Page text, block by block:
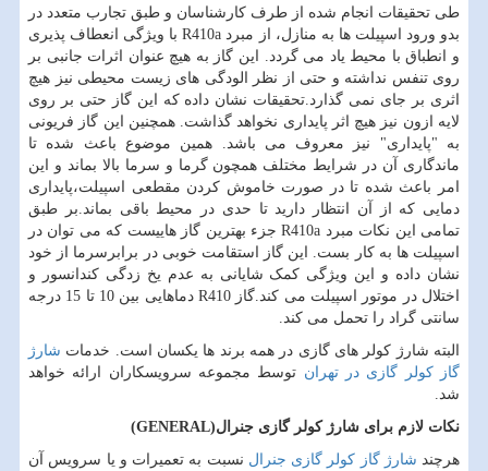
طی تحقیقات انجام شده از طرف کارشناسان و طبق تجارب متعدد در
بدو ورود اسپیلت ها به منازل، از مبرد R410a با ویژگی انعطاف پذیری
و انطباق با محیط یاد می گردد. این گاز به هیچ عنوان اثرات جانبی بر
روی تنفس نداشته و حتی از نظر الودگی های زیست محیطی نیز هیچ
اثری بر جای نمی گذارد.تحقیقات نشان داده که این گاز حتی بر روی
لایه ازون نیز هیچ اثر پایداری نخواهد گذاشت. همچنین این گاز فریونی
به "پایداری" نیز معروف می باشد. همین موضوع باعث شده تا
ماندگاری آن در شرایط مختلف همچون گرما و سرما بالا بماند و این
امر باعث شده تا در صورت خاموش کردن مقطعی اسپیلت،پایداری
دمایی که از آن انتظار دارید تا حدی در محیط باقی بماند.بر طبق
تمامی این نکات مبرد R410a جزء بهترین گاز هاییست که می توان در
اسپیلت ها به کار بست. این گاز استقامت خوبی در برابرسرما از خود
نشان داده و این ویژگی کمک شایانی به عدم یخ زدگی کندانسور و
اختلال در موتور اسپیلت می کند.گاز R410
دماهایی بین 10 تا 15 درجه
سانتی گراد را تحمل می کند.
البته شارژ کولر های گازی در همه برند ها یکسان است. خدمات شارژ
گاز کولر گازی در تهران توسط مجموعه سرویسکاران ارائه خواهد
شد.
نکات لازم برای شارژ کولر گازی جنرال(GENERAL)
هرچند شارژ گاز کولر گازی جنرال نسبت به تعمیرات و یا سرویس آن